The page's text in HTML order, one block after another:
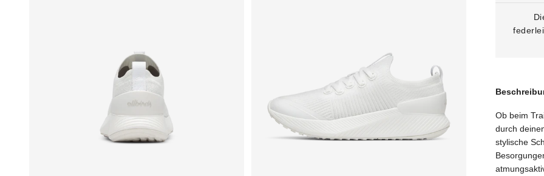
Ob beim
durch
stylische